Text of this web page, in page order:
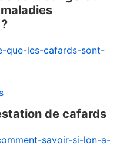
que-les-cafards-sont-
de cafards
savoir-si-lon-a-